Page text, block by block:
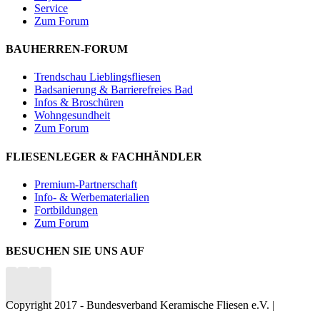
Service
Zum Forum
BAUHERREN-FORUM
Trendschau Lieblingsfliesen
Badsanierung & Barrierefreies Bad
Infos & Broschüren
Wohngesundheit
Zum Forum
FLIESENLEGER & FACHHÄNDLER
Premium-Partnerschaft
Info- & Werbematerialien
Fortbildungen
Zum Forum
BESUCHEN SIE UNS AUF
Copyright 2017 - Bundesverband Keramische Fliesen e.V. |